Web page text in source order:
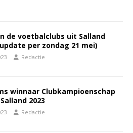
de voetbalclubs uit Salland
per zondag 21 mei)
Redactie
winnaar Clubkampioenschap
2023
Redactie